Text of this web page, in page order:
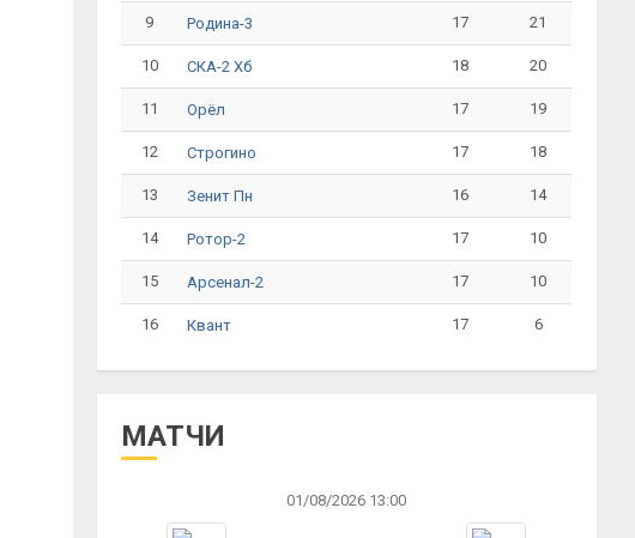
9 Родина-3 17 21
10 СКА-2 Хб 18 20
11 Орёл 17 19
12 Строгино 17 18
13 Зенит Пн 16 14
14 Ротор-2 17 10
15 Арсенал-2 17 10
16 Квант 17 6
МАТЧИ
01/08/2026 13:00